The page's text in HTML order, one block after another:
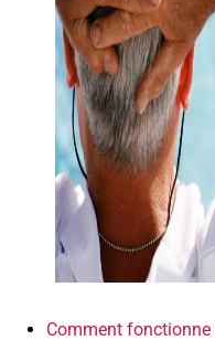
Comment fonctionne